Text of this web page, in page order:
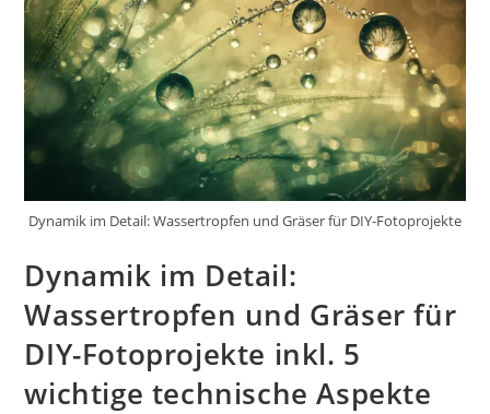
Dynamik im Detail: Wassertropfen und Gräser für DIY-Fotoprojekte
Dynamik im Detail:
Wassertropfen und Gräser für
DIY-Fotoprojekte inkl. 5
wichtige technische Aspekte